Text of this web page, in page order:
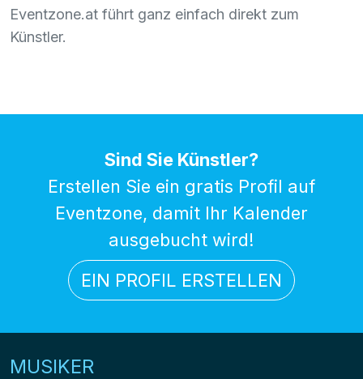
Eventzone.at führt ganz einfach direkt zum
Künstler.
Sind Sie Künstler?
Erstellen Sie ein gratis Profil auf
Eventzone, damit Ihr Kalender
ausgebucht wird!
EIN PROFIL ERSTELLEN
MUSIKER